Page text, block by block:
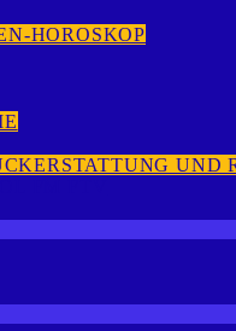
HOROSKOP
UND